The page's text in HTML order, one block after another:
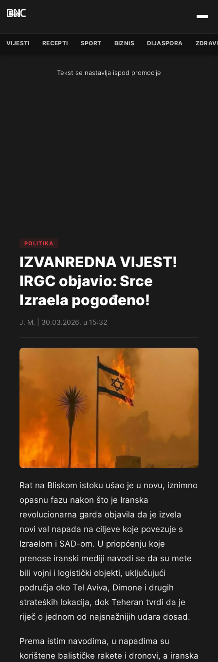
VIJESTI RECEPTI SPORT BIZNIS DIJASPORA
Tekst se nastavlja ispod promocije
POLITIKA
IZVANREDNA VIJEST!
IRGC objavio: Srce
Izraela pogođeno!
J. M. | 30.03.2026. u 15:32
Rat na Bliskom istoku ušao je u novu, iznimno
opasnu fazu nakon što je Iranska
revolucionarna garda objavila da je izvela
novi val napada na ciljeve koje povezuje s
Izraelom i SAD-om. U priopćenju koje
prenose iranski mediji navodi se da su mete
bili vojni i logistički objekti, uključujući
područja oko Tel Aviva, Dimone i drugih
strateških lokacija, dok Teheran tvrdi da je
riječ o jednom od najsnažnijih udara dosad.
Prema istim navodima, u napadima su
korištene balističke rakete i dronovi, a iranska